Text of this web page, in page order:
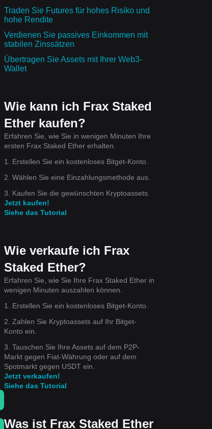
Traden Sie Futures für hohes Risiko und
hohe Rendite
Verdienen Sie passives Einkommen mit
stabilen Zinssätzen
Übertragen Sie Assets mit Ihrer Web3-
Wallet
Wie kann ich Frax Staked
Ether kaufen?
Erfahren Sie, wie Sie in wenigen Minuten Ihre
ersten Frax Staked Ether erhalten.
1. Erstellen Sie ein kostenloses Bitget-Konto.
2. Wählen Sie eine Einzahlungsmethode aus.
3. Kaufen Sie die gewünschten Kryptoassets.
Jetzt kaufen!
Siehe das Tutorial
Wie verkaufe ich Frax
Staked Ether?
Erfahren Sie, wie Sie Ihre Frax Staked Ether in
wenigen Minuten auszahlen können.
1. Erstellen Sie ein kostenloses Bitget-Konto.
2. Zahlen Sie Kryptoassets auf Ihr Bitget-
Konto ein.
3. Tauschen Sie Ihre Assets auf dem P2P-
Markt gegen Fiat-Währung oder auf dem
Spotmarkt gegen USDT ein.
Jetzt verkaufen!
Siehe das Tutorial
Was ist Frax Staked Ether